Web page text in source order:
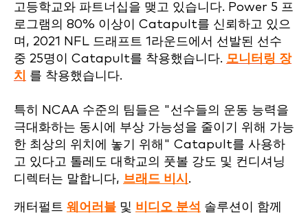
고등학교와 파트너십을 맺고 있습니다. Power 5 프
로그램의 80% 이상이 Catapult를 신뢰하고 있으
며, 2021 NFL 드래프트 1라운드에서 선발된 선수
중 25명이 Catapult를 착용했습니다. 모니터링 장
치 를 착용했습니다.
특히 NCAA 수준의 팀들은 "선수들의 운동 능력을
극대화하는 동시에 부상 가능성을 줄이기 위해 가능
한 최상의 위치에 놓기 위해" Catapult를 사용하
고 있다고 톨레도 대학교의 풋볼 강도 및 컨디셔닝
디렉터는 말합니다, 브래드 비시 .
캐터펄트 웨어러블 및 비디오 분석 솔루션이 함께